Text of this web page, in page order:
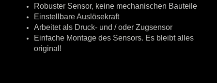
Robuster Sensor, keine mechanischen Bauteile
Einstellbare Auslösekraft
Arbeitet als Druck- und / oder Zugsensor
Einfache Montage des Sensors. Es bleibt alles
original!